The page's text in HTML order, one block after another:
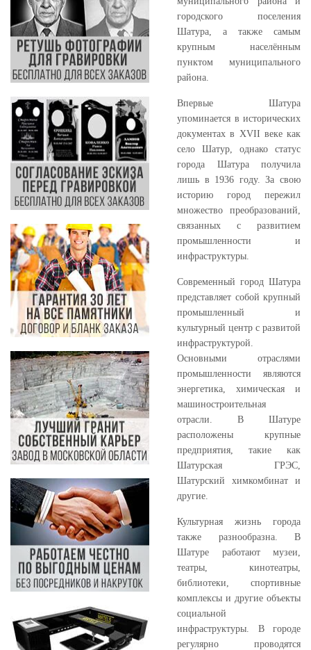
городского поселения
Шатура, а также самым
крупным населённым
пунктом муниципального
района.
Впервые Шатура
упоминается в исторических
документах в XVII веке как
село Шатур, однако статус
города Шатура получила
лишь в 1936 году. За свою
историю город пережил
множество преобразований,
связанных с развитием
промышленности и
инфраструктуры.
Современный город Шатура
представляет собой крупный
промышленный и
культурный центр с развитой
инфраструктурой.
Основными отраслями
промышленности являются
энергетика, химическая и
машиностроительная
отрасли. В Шатуре
расположены крупные
предприятия, такие как
Шатурская ГРЭС,
Шатурский химкомбинат и
другие.
Культурная жизнь города
также разнообразна. В
Шатуре работают музеи,
театры, кинотеатры,
библиотеки, спортивные
комплексы и другие объекты
социальной
инфраструктуры. В городе
регулярно проводятся